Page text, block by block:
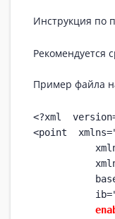
Инструкция по
Рекомендуется
Пример файла
<?xml
<point
base="/